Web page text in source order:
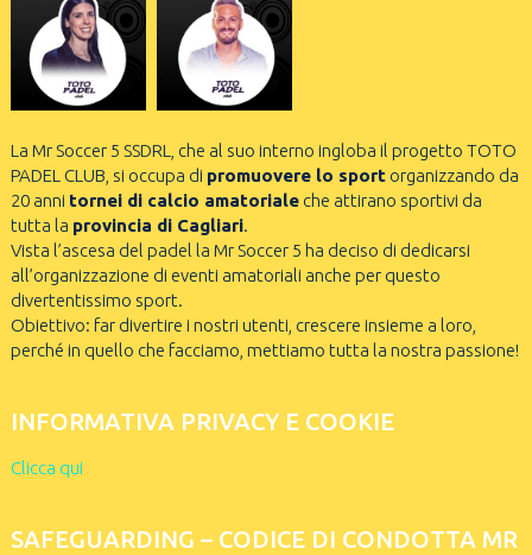
La Mr Soccer 5 SSDRL, che al suo interno ingloba il progetto TOTO
PADEL CLUB, si occupa di promuovere lo sportorganizzando da
20 anni tornei di calcio amatorialeche attirano sportivi da
tutta la provincia di Cagliari.
Vista l’ascesa del padel la Mr Soccer 5 ha deciso di dedicarsi
all’organizzazione di eventi amatoriali anche per questo
divertentissimo sport.
Obiettivo: far divertire i nostri utenti, crescere insieme a loro,
perché in quello che facciamo, mettiamo tutta la nostra passione!
INFORMATIVA PRIVACY E COOKIE
Clicca qui
SAFEGUARDING – CODICE DI CONDOTTA MR